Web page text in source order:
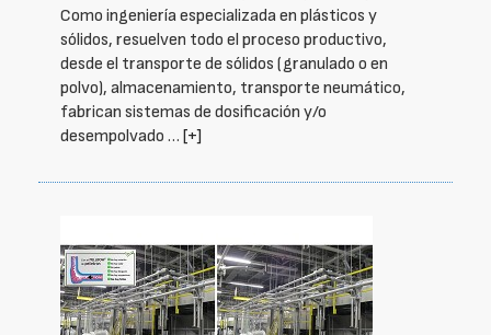
Como ingeniería especializada en plásticos y
sólidos, resuelven todo el proceso productivo,
desde el transporte de sólidos (granulado o en
polvo), almacenamiento, transporte neumático,
fabrican sistemas de dosificación y/o
desempolvado … [+]